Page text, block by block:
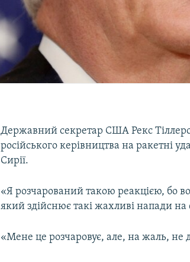
Державний секретар США Рекс
російського керівництва на ракетні
Сирії.
«Я розчарований такою реакцією, бо
який здійснює такі жахливі напади на
«Мене це розчаровує, але, на жаль, не